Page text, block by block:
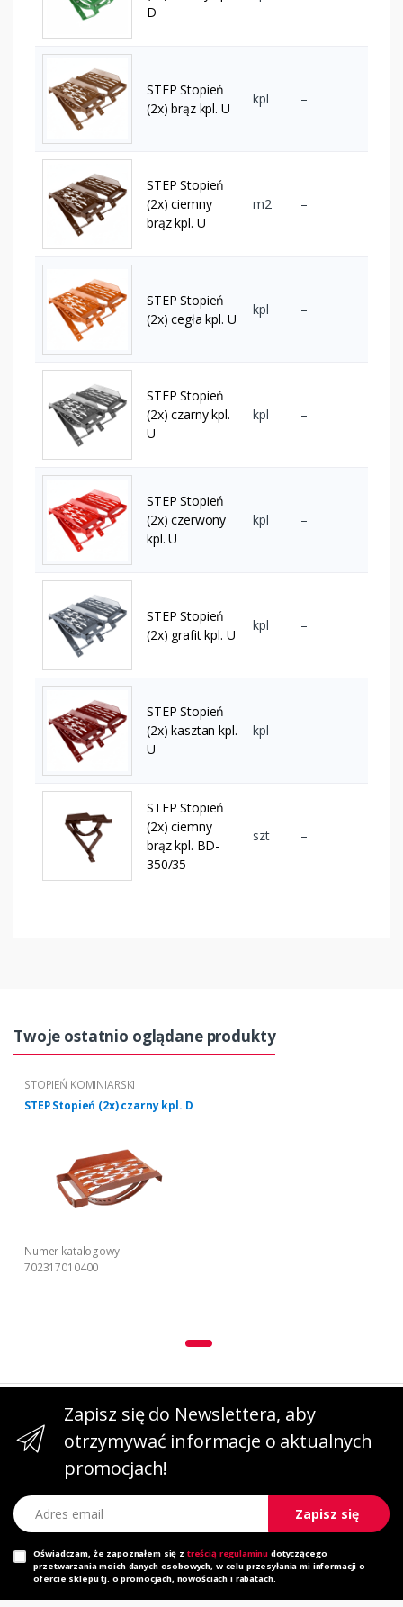
D
STEP Stopień
(2x) brąz kpl. U
kpl –
STEP Stopień
(2x) ciemny
brąz kpl. U
m2 –
STEP Stopień
(2x) cegła kpl. U
kpl –
STEP Stopień
(2x) czarny kpl.
U
kpl –
STEP Stopień
(2x) czerwony
kpl. U
kpl –
STEP Stopień
(2x) grafit kpl. U
kpl –
STEP Stopień
(2x) kasztan kpl.
U
kpl –
STEP Stopień
(2x) ciemny
brąz kpl. BD-
350/35
szt –
Twoje ostatnio oglądane produkty
STOPIEŃ KOMINIARSKI
STEP Stopień (2x) czarny kpl. D
Numer katalogowy:
702317010400
Zapisz się do Newslettera, aby
otrzymywać informacje o aktualnych
promocjach!
Adres email
Zapisz się
Oświadczam, że zapoznałem się z treścią regulaminu dotyczącego
przetwarzania moich danych osobowych, w celu przesyłania mi informacji o
ofercie sklepu tj. o promocjach, nowościach i rabatach.